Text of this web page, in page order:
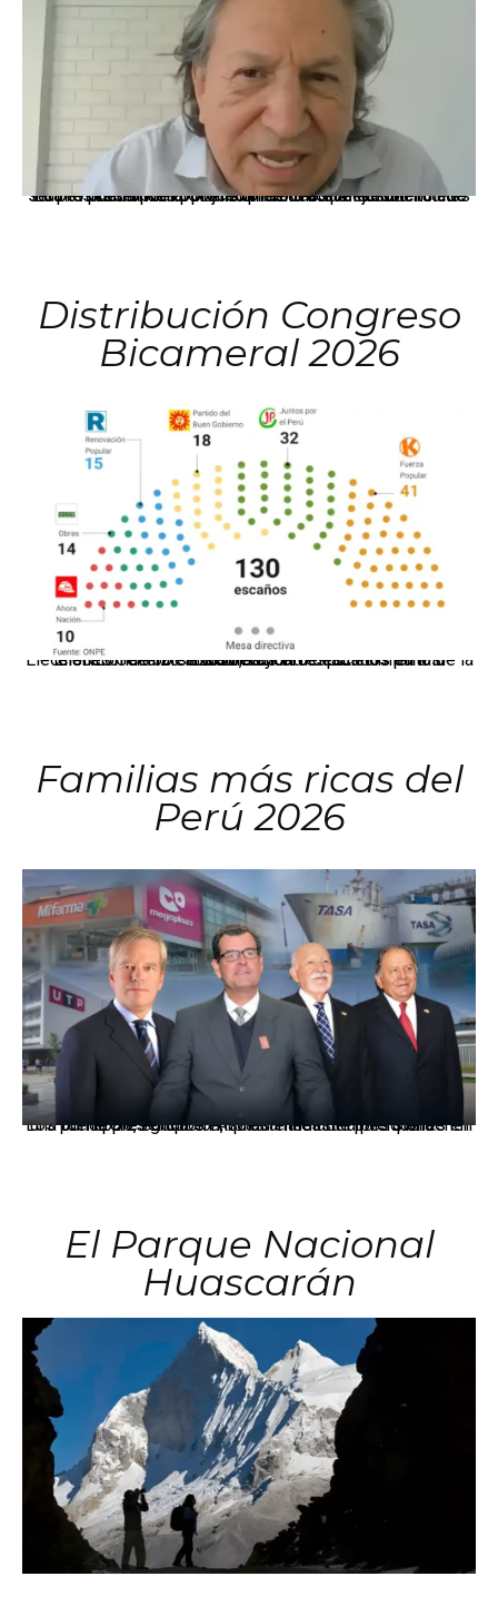
La presidenta Keiko Fujimori informó que la solicitud de indulto presentada por el expresidente Alejandro Toledo será evaluada por la Comisión de Gracias Presidenciales conforme al procedimiento establecido.
Distribución Congreso
Bicameral 2026
El JNE oficializó la distribución de escaños para la elección de 60 senadores y 130 diputados en las Elecciones Generales 2026, tras el restablecimiento de la Bicameralidad.
Familias más ricas del
Perú 2026
Los principales grupos empresariales del país mantienen una fuerte presencia en Áncash mediante inversiones en comercio, educación, salud e industria pesquera.
El Parque Nacional
Huascarán